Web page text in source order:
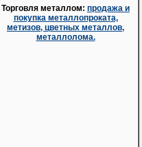
Торговля металлом: продажа и
покупка металлопроката,
метизов, цветных металлов,
металлолома.